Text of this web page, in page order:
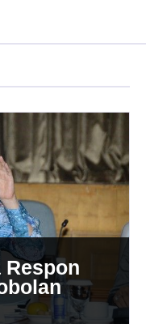
Respon